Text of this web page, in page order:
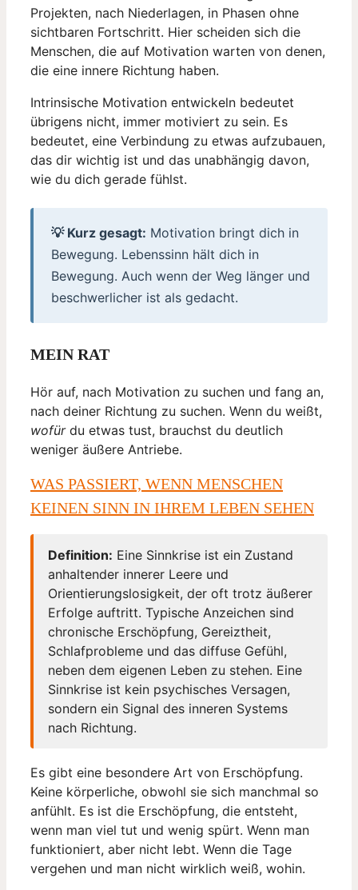
Projekten, nach Niederlagen, in Phasen ohne
sichtbaren Fortschritt. Hier scheiden sich die
Menschen, die auf Motivation warten von denen,
die eine innere Richtung haben.
Intrinsische Motivation entwickeln bedeutet
übrigens nicht, immer motiviert zu sein. Es
bedeutet, eine Verbindung zu etwas aufzubauen,
das dir wichtig ist und das unabhängig davon,
wie du dich gerade fühlst.
💡 Kurz gesagt: Motivation bringt dich in
Bewegung. Lebenssinn hält dich in
Bewegung. Auch wenn der Weg länger und
beschwerlicher ist als gedacht.
MEIN RAT
Hör auf, nach Motivation zu suchen und fang an,
nach deiner Richtung zu suchen. Wenn du weißt,
wofürdu etwas tust, brauchst du deutlich
weniger äußere Antriebe.
WAS PASSIERT, WENN MENSCHEN
KEINEN SINN IN IHREM LEBEN SEHEN
Definition: Eine Sinnkrise ist ein Zustand
anhaltender innerer Leere und
Orientierungslosigkeit, der oft trotz äußerer
Erfolge auftritt. Typische Anzeichen sind
chronische Erschöpfung, Gereiztheit,
Schlafprobleme und das diffuse Gefühl,
neben dem eigenen Leben zu stehen. Eine
Sinnkrise ist kein psychisches Versagen,
sondern ein Signal des inneren Systems
nach Richtung.
Es gibt eine besondere Art von Erschöpfung.
Keine körperliche, obwohl sie sich manchmal so
anfühlt. Es ist die Erschöpfung, die entsteht,
wenn man viel tut und wenig spürt. Wenn man
funktioniert, aber nicht lebt. Wenn die Tage
vergehen und man nicht wirklich weiß, wohin.